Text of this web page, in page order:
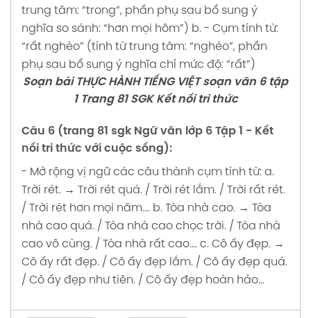
trung tâm: “trong”, phần phụ sau bổ sung ý
nghĩa so sánh: “hơn mọi hôm”) b. - Cụm tính từ:
“rất nghèo” (tính từ trung tâm: “nghèo”, phần
phụ sau bổ sung ý nghĩa chỉ mức độ: “rất”)
Soạn bài THỰC HÀNH TIẾNG VIỆT soạn văn 6 tập
1 Trang 81 SGK Kết nối tri thức
Câu 6 (trang 81 sgk Ngữ văn lớp 6 Tập 1 - Kết
nối tri thức với cuộc sống):
- Mở rộng vị ngữ các câu thành cụm tính từ: a.
Trời rét. → Trời rét quá. / Trời rét lắm. / Trời rất rét.
/ Trời rét hơn mọi năm…. b. Tòa nhà cao. → Tòa
nhà cao quá. / Tòa nhà cao chọc trời. / Tòa nhà
cao vô cùng. / Tòa nhà rất cao…. c. Cô ấy đẹp. →
Cô ấy rất đẹp. / Cô ấy đẹp lắm. / Cô ấy đẹp quá.
/ Cô ấy đẹp như tiên. / Cô ấy đẹp hoàn hảo…